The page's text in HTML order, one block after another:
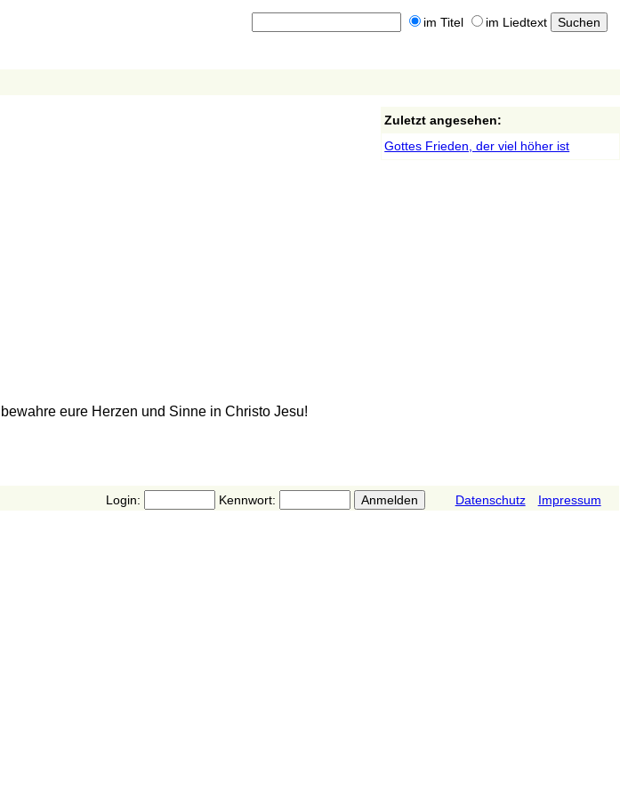
im Titel im Liedtext
eure Herzen und Sinne in Christo Jesu!
Zuletzt angesehen:
Gottes Frieden, der viel höher ist
Login: Kennwort: Datenschutz Impressum